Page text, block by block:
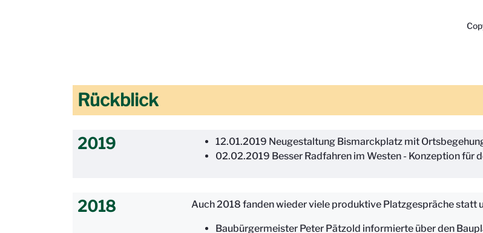
Rückblick
2019
12.01.2019 Neugestaltung Bismarckplatz mit
02.02.2019 Besser Radfahren im Westen - Konzeption für
2018 Auch 2018 fanden wieder viele produktive Platzgespräche statt
Baubürgermeister Peter Pätzold informierte über den